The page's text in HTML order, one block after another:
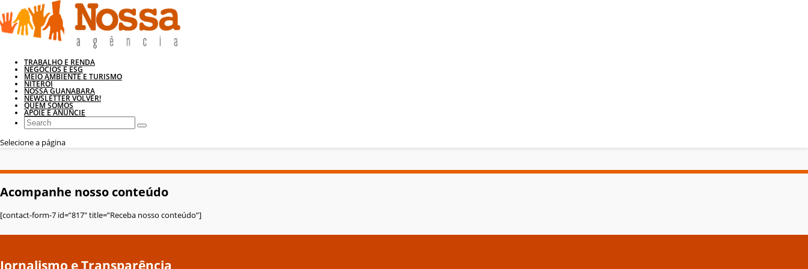
TRABALHO E RENDA
NEGÓCIOS E ESG
MEIO AMBIENTE E TURISMO
NITERÓI
NOSSA GUANABARA
NEWSLETTER VOLVER!
QUEM SOMOS
APOIE E ANUNCIE
Selecione a página
Acompanhe nosso conteúdo
[contact-form-7 id=”817″ title=”Receba nosso conteúdo”]
Jornalismo e Transparência